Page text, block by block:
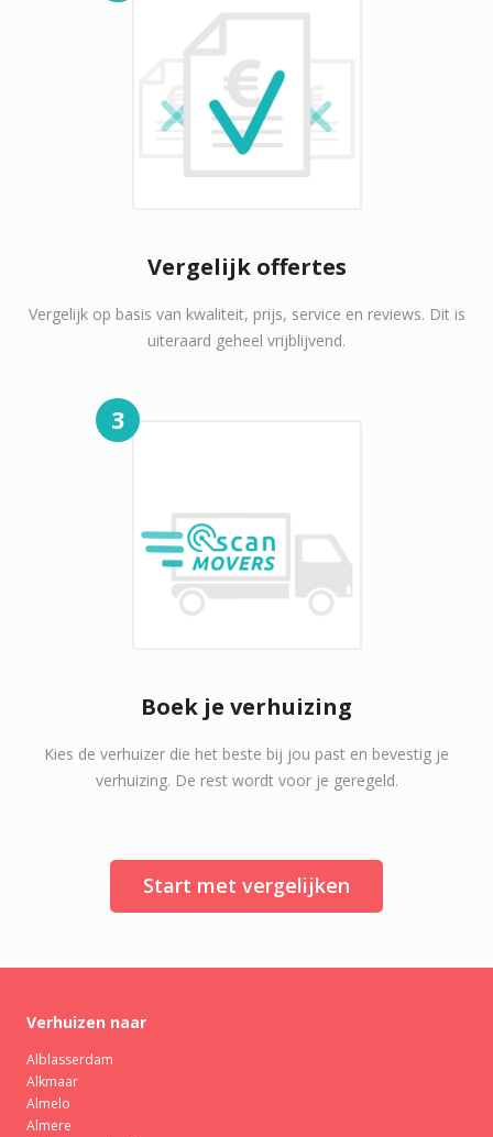
Vergelijk offertes
Vergelijk op basis van kwaliteit, prijs, service en reviews. Dit is
uiteraard geheel vrijblijvend.
3
Boek je verhuizing
Kies de verhuizer die het beste bij jou past en bevestig je
verhuizing. De rest wordt voor je geregeld.
Start met vergelijken
Verhuizen naar
Alblasserdam
Alkmaar
Almelo
Almere